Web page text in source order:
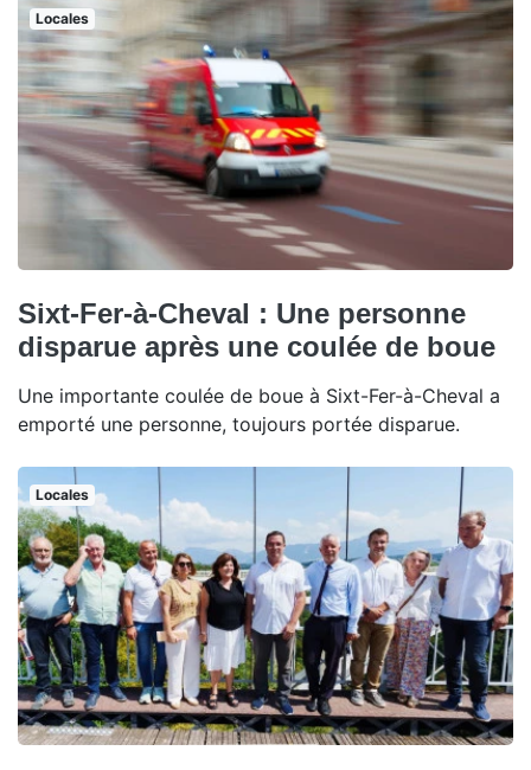
Locales
Sixt-Fer-à-Cheval : Une personne
disparue après une coulée de boue
Une importante coulée de boue à Sixt-Fer-à-Cheval a
emporté une personne, toujours portée disparue.
Locales